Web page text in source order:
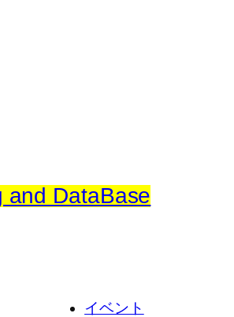
and DataBase
イベント